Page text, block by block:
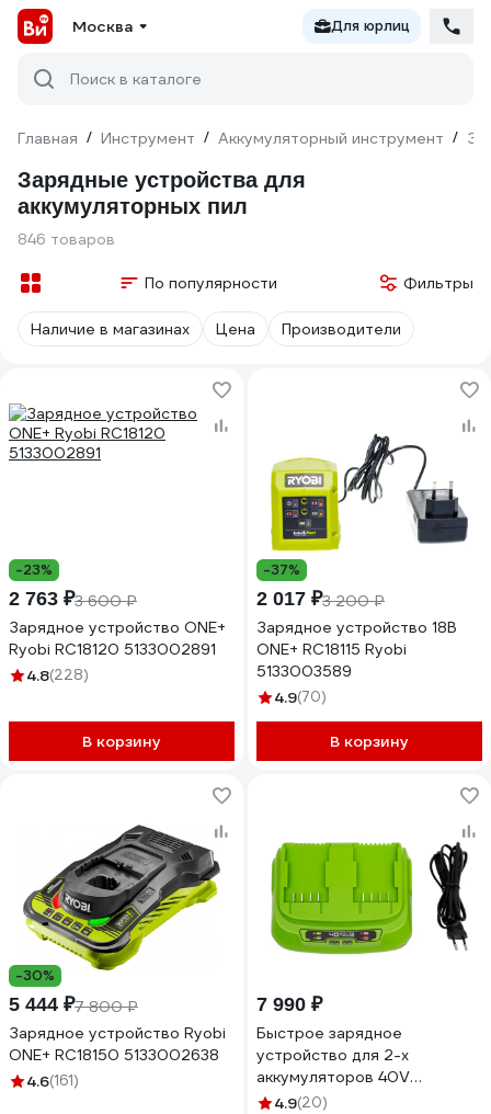
Москва Для юрлиц
Поиск в каталоге
Главная / Инструмент / Аккумуляторный инструмент /
Зарядные устройства для
аккумуляторных пил
846 товаров
По популярности Фильтры
Наличие в магазинах Цена Производители
-23%
2 763 ₽3 600 ₽
Зарядное устройство ONE+
Ryobi RC18120 5133002891
4.8(228)
В корзину
-37%
2 017 ₽3 200 ₽
Зарядное устройство 18В
ONE+ RC18115 Ryobi
5133003589
4.9(70)
В корзину
-30%
5 444 ₽7 800 ₽
Зарядное устройство Ryobi
ONE+ RC18150 5133002638
4.6(161)
7 990 ₽
Быстрое зарядное
устройство для 2-х
аккумуляторов 40V
GreenWorks 2938807
4.9(20)